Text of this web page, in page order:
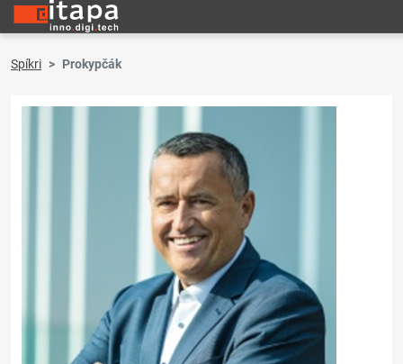
Spíkri Prokypčák